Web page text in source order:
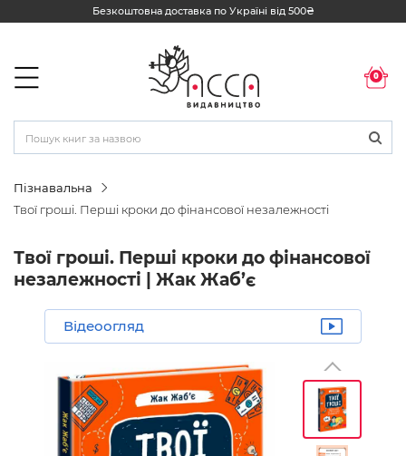
Безкоштовна доставка по Україні від 500₴
0
Пізнавальна
Твої гроші. Перші кроки до фінансової незалежності
Твої гроші. Перші кроки до фінансової
незалежності | Жак Жаб’є
Відеоогляд